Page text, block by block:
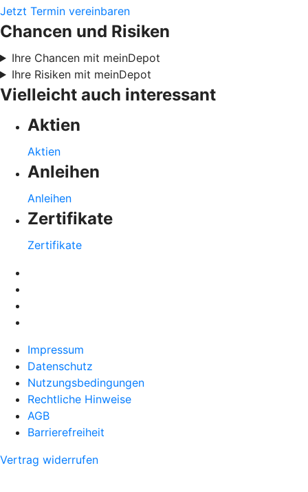
Jetzt Termin vereinbaren
Chancen und Risiken
Ihre Chancen mit meinDepot
Ihre Risiken mit meinDepot
Vielleicht auch interessant
Aktien
Aktien
Anleihen
Anleihen
Zertifikate
Zertifikate
Impressum
Datenschutz
Nutzungsbedingungen
Rechtliche Hinweise
AGB
Barrierefreiheit
Vertrag widerrufen